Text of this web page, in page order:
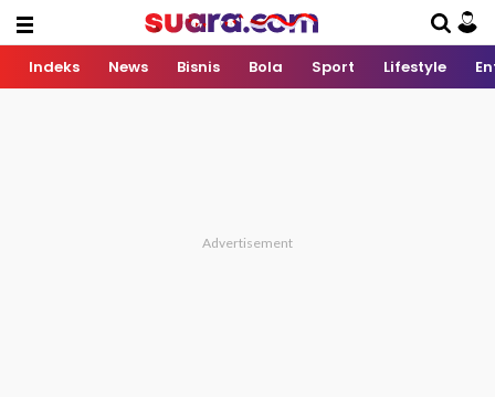
Indeks News Bisnis Bola Sport Lifestyle